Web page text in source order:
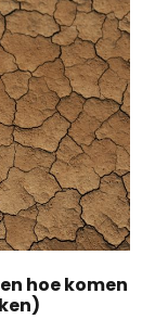
hoe komen